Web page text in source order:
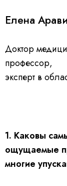
Елена
Доктор
профессор,
эксперт в
1. Каковы
ощущаемые
многие